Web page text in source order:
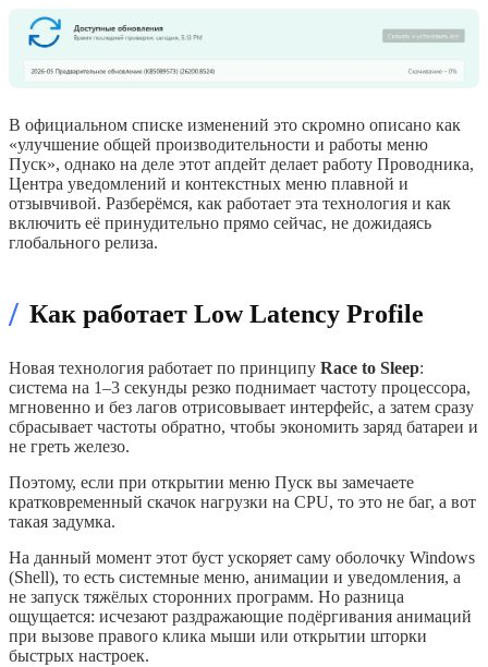
В официальном списке изменений это скромно описано как
«улучшение общей производительности и работы меню
Пуск», однако на деле этот апдейт делает работу Проводника,
Центра уведомлений и контекстных меню плавной и
отзывчивой. Разберёмся, как работает эта технология и как
включить её принудительно прямо сейчас, не дожидаясь
глобального релиза.
/ Как работает Low Latency Profile
Новая технология работает по принципу Race to Sleep:
система на 1–3 секунды резко поднимает частоту процессора,
мгновенно и без лагов отрисовывает интерфейс, а затем сразу
сбрасывает частоты обратно, чтобы экономить заряд батареи и
не греть железо.
Поэтому, если при открытии меню Пуск вы замечаете
кратковременный скачок нагрузки на CPU, то это не баг, а вот
такая задумка.
На данный момент этот буст ускоряет саму оболочку Windows
(Shell), то есть системные меню, анимации и уведомления, а
не запуск тяжёлых сторонних программ. Но разница
ощущается: исчезают раздражающие подёргивания анимаций
при вызове правого клика мыши или открытии шторки
быстрых настроек.